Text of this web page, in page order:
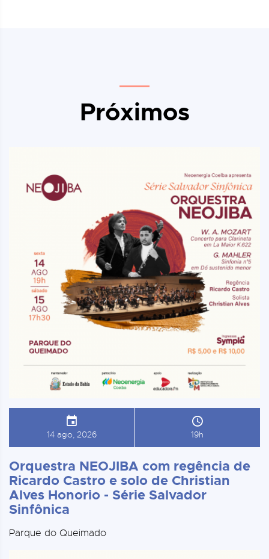
Próximos
14 ago, 2026 19h
Orquestra NEOJIBA com regência de
Ricardo Castro e solo de Christian
Alves Honorio - Série Salvador
Sinfônica
Parque do Queimado